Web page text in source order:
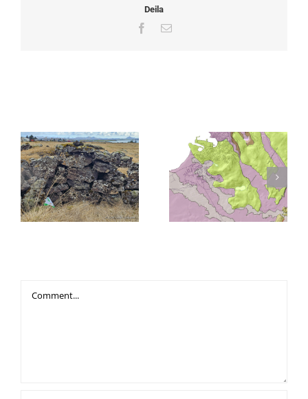
Deila
Facebook
Email
30. Ratleikur
Hafnarfjarðar er
hafinn!
Þema leiksins er:
Hraunin ofan
Hafnarfjarðar